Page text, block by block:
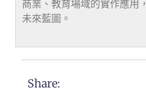
商業、教育場域的實作應用
未來藍圖。
Share: